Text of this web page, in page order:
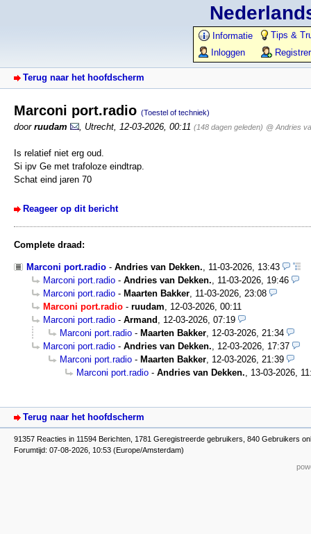
Informatie
Tips &
Inloggen
Terug naar het hoofdscherm
Marconi port.radio (Toestel of techniek)
door ruudam Utrecht 12-03-2026, 00:11 (148 dagen geleden) @ Andries
Is relatief niet erg oud.
Si ipv Ge met trafoloze eindtrap.
Schat eind jaren 70
Reageer op dit bericht
Complete draad:
Marconi port.radio - Andries van Dekken.
11-03-2026, 13:43
Marconi port.radio - Andries van Dekken.
11-03-2026, 19:46
Marconi port.radio - Maarten Bakker 11-03-2026, 23:08
Marconi port.radio - ruudam
12-03-2026, 00:11
Marconi port.radio - Armand
12-03-2026, 07:19
Marconi port.radio - Maarten Bakker 12-03-2026, 21:34
Marconi port.radio - Andries van Dekken.
12-03-2026, 17:37
Marconi port.radio - Maarten Bakker 12-03-2026, 21:39
Marconi port.radio - Andries van Dekken. 13-03-2026,
Terug naar het hoofdscherm
91357 Reacties in 11594 Berichten, 1781 Geregistreerde gebruikers, 840 Gebruikers
Forumtijd: 07-08-2026, 10:53 (Europe/Amsterdam)